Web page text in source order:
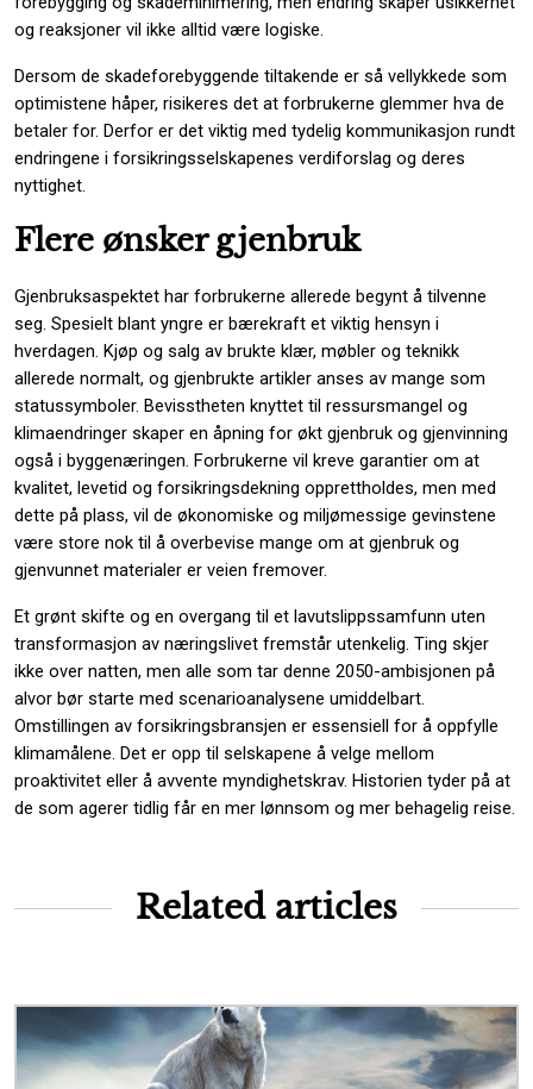
og reaksjoner vil ikke alltid være logiske.
Dersom de skadeforebyggende tiltakende er så vellykkede som
optimistene håper, risikeres det at forbrukerne glemmer hva de
betaler for. Derfor er det viktig med tydelig kommunikasjon rundt
endringene i forsikringsselskapenes verdiforslag og deres
nyttighet.
Flere ønsker gjenbruk
Gjenbruksaspektet har forbrukerne allerede begynt å tilvenne
seg. Spesielt blant yngre er bærekraft et viktig hensyn i
hverdagen. Kjøp og salg av brukte klær, møbler og teknikk
allerede normalt, og gjenbrukte artikler anses av mange som
statussymboler. Bevisstheten knyttet til ressursmangel og
klimaendringer skaper en åpning for økt gjenbruk og gjenvinning
også i byggenæringen. Forbrukerne vil kreve garantier om at
kvalitet, levetid og forsikringsdekning opprettholdes, men med
dette på plass, vil de økonomiske og miljømessige gevinstene
være store nok til å overbevise mange om at gjenbruk og
gjenvunnet materialer er veien fremover.
Et grønt skifte og en overgang til et lavutslippssamfunn uten
transformasjon av næringslivet fremstår utenkelig. Ting skjer
ikke over natten, men alle som tar denne 2050-ambisjonen på
alvor bør starte med scenarioanalysene umiddelbart.
Omstillingen av forsikringsbransjen er essensiell for å oppfylle
klimamålene. Det er opp til selskapene å velge mellom
proaktivitet eller å avvente myndighetskrav. Historien tyder på at
de som agerer tidlig får en mer lønnsom og mer behagelig reise.
Related articles